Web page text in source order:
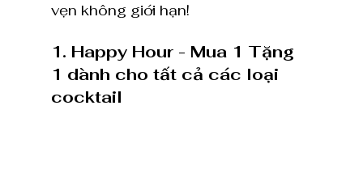
vẹn không giới hạn!
1. Happy Hour - Mua 1 Tặng
1 dành cho tất cả các loại
cocktail